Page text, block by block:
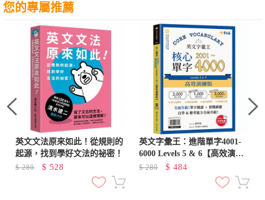
您的專屬推薦
英文文法原來如此！從規則的
起源，找到學好文法的祕密！
$280 $ 528
英文字彙王：進階單字4001-
6000 Levels 5 & 6【高效演練
版】(附試題本，加碼送半年免
$280 $ 484